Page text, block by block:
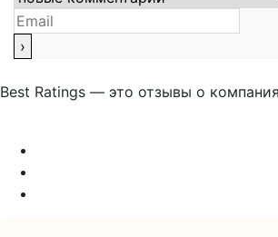
Best Ratings — это отзывы о